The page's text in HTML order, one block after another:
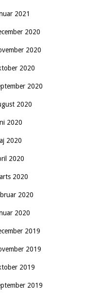
2021
2020
2020
2020
2020
2020
2020
2020
2020
2020
2020
2020
2019
2019
2019
2019